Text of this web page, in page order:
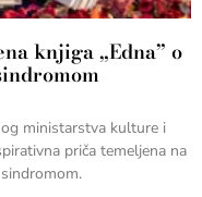
knjiga „Edna” o
ministarstva kulture i
priča temeljena na